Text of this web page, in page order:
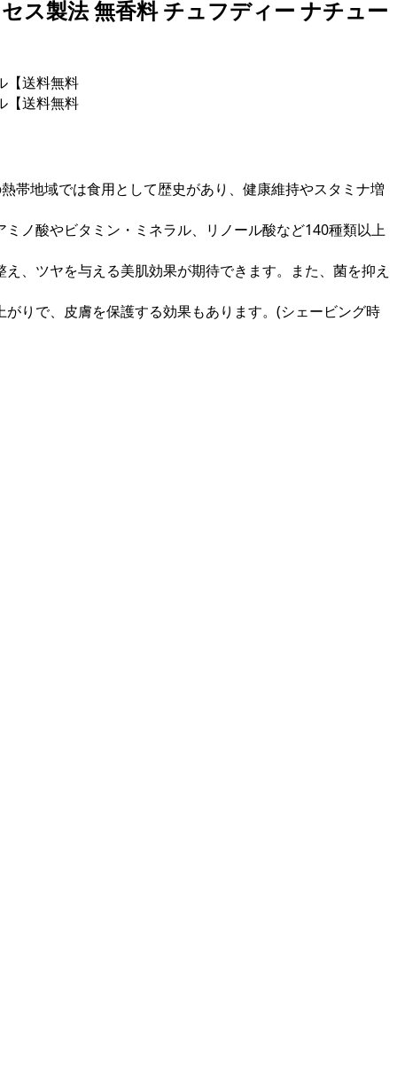
ス製法 無香料 チュフディー ナチュー
帯地域では食用として歴史があり、健康維持やスタミナ増
ノ酸やビタミン・ミネラル、リノール酸など140種類以上
、ツヤを与える美肌効果が期待できます。また、菌を抑え
りで、皮膚を保護する効果もあります。(シェービング時